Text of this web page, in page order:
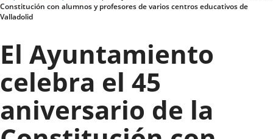
de
Valladolid
Constitución con alumnos y profesores de varios centros educativos de
Valladolid
El Ayuntamiento
celebra el 45
aniversario de la